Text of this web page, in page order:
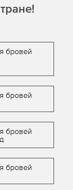
бровей
бровей
бровей
бровей